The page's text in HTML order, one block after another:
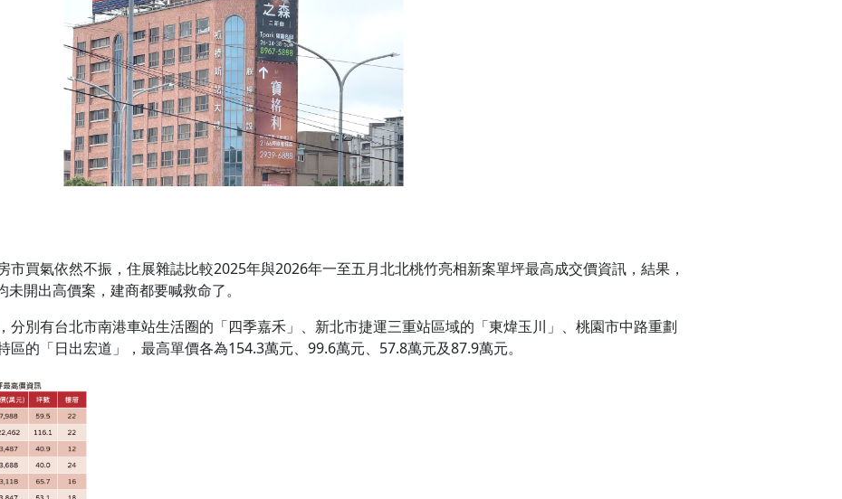
市買氣依然不振，住展雜誌比較2025年與2026年一至五月北北桃竹亮相新案單坪最高成交價資訊，結果，
開出高價案，建商都要喊救命了。
分別有台北市南港車站生活圈的「四季嘉禾」、新北市捷運三重站區域的「東煒玉川」、桃園市中路重劃
的「日出宏道」，最高單價各為154.3萬元、99.6萬元、57.8萬元及87.9萬元。